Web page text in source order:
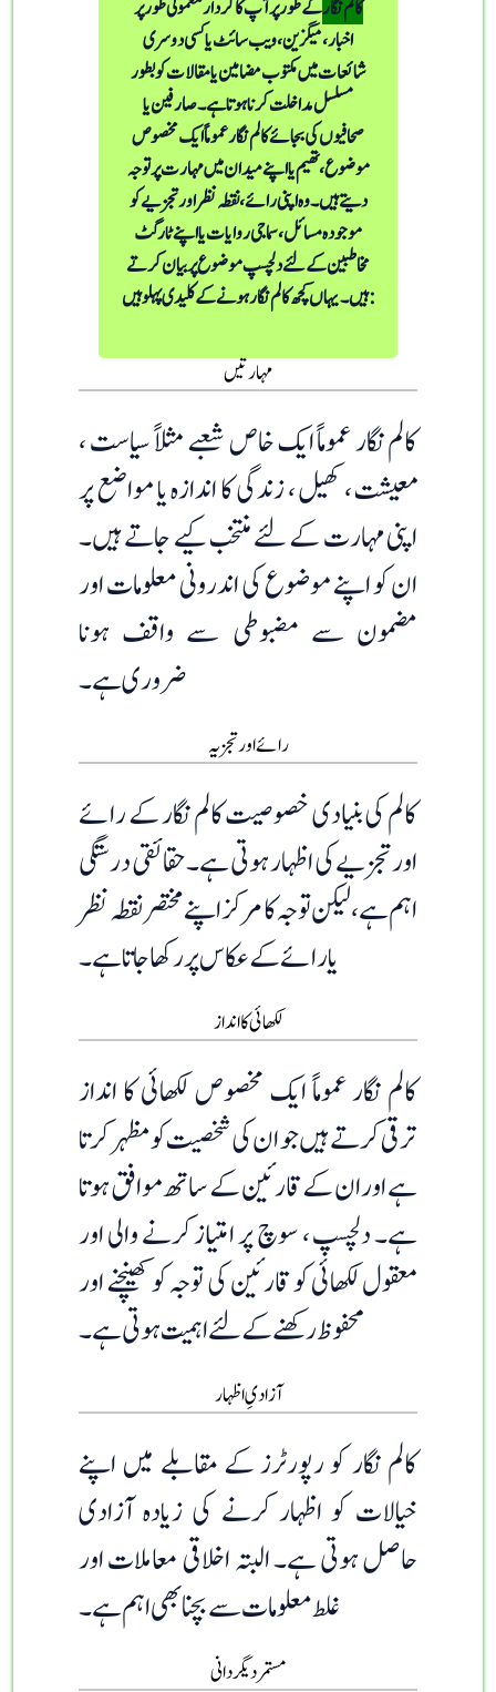
کالم نگارکے طور پر آپ کا کردار معمولی طور پر
اخبار ، میگزین ، ویب سائٹ یا کسی دوسری
شائعات میں مکتوب مضامین یا مقالات کو بطور
مسلسل مداخلت کرنا ہوتا ہے۔ صارفین یا
صحافیوں کی بجائے کالم نگار عموماً ایک مخصوص
موضوع ، تھیم یا اپنے میدان میں مہارت پر توجہ
دیتے ہیں۔ وہ اپنی رائے ، نقطہ نظر اور تجزیے کو
موجودہ مسائل ، سماجی روایات یا اپنے ٹارگٹ
مخاطبین کے لئے دلچسپ موضوع پر بیان کرتے
ہیں۔ یہاں کچھ کالم نگار ہونے کے کلیدی پہلو ہیں:
مہارتیں
کالم نگار عموماً ایک خاص شعبے مثلاً سیاست ،
معیشت ، کھیل ، زندگی کا اندازہ یا مواضع پر
اپنی مہارت کے لئے منتخب کیے جاتے ہیں۔
ان کو اپنے موضوع کی اندرونی معلومات اور
مضمون سے مضبوطی سے واقف ہونا
ضروری ہے۔
رائے اور تجزیہ
کالم کی بنیادی خصوصیت کالم نگار کے رائے
اور تجزیے کی اظہار ہوتی ہے۔ حقائقی درستگی
اہم ہے ، لیکن توجہ کا مرکز اپنے مختصر نقطہ نظر
یا رائے کے عکاس پر رکھا جاتا ہے۔
لکھائی کا انداز
کالم نگار عموماً ایک مخصوص لکھائی کا انداز
ترقی کرتے ہیں جو ان کی شخصیت کو مظہر کرتا
ہے اور ان کے قارئین کے ساتھ موافق ہوتا
ہے۔ دلچسپ ، سوچ پر امتیاز کرنے والی اور
معقول لکھائی کو قارئین کی توجہ کو کھینچنے اور
محفوظ رکھنے کے لئے اہمیت ہوتی ہے۔
آزادیِ اظہار
کالم نگار کو رپورٹرز کے مقابلے میں اپنے
خیالات کو اظہار کرنے کی زیادہ آزادی
حاصل ہوتی ہے۔ البتہ اخلاقی معاملات اور
غلط معلومات سے بچنا بھی اہم ہے۔
مستمر دیگردانی